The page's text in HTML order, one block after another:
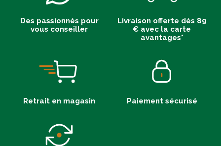
Des passionnés pour
vous conseiller
Livraison offerte dès 89
€ avec la carte
avantages*
Retrait en magasin Paiement sécurisé